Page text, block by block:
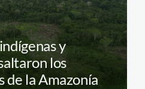
y
los
de la Amazonía